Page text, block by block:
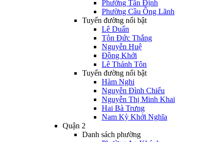
Phường Tân Định
Phường Cầu Ông Lãnh
Tuyến đường nổi bật
Lê Duẩn
Tôn Đức Thắng
Nguyễn Huệ
Đồng Khởi
Lê Thánh Tôn
Tuyến đường nổi bật
Hàm Nghi
Nguyễn Đình Chiểu
Nguyễn Thị Minh Khai
Hai Bà Trưng
Nam Kỳ Khởi Nghĩa
Quận 2
Danh sách phường